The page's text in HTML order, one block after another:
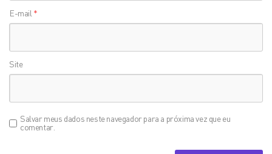
E-mail *
Site
Salvar meus dados neste navegador para a próxima vez que eu
comentar.